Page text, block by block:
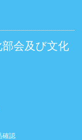
会及び文化
確認